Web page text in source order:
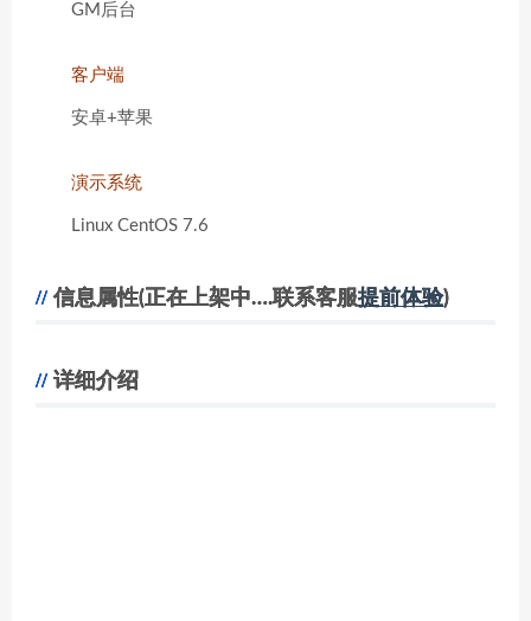
GM后台
客户端
安卓+苹果
演示系统
Linux CentOS 7.6
信息属性(正在上架中….联系客服提前体验)
详细介绍